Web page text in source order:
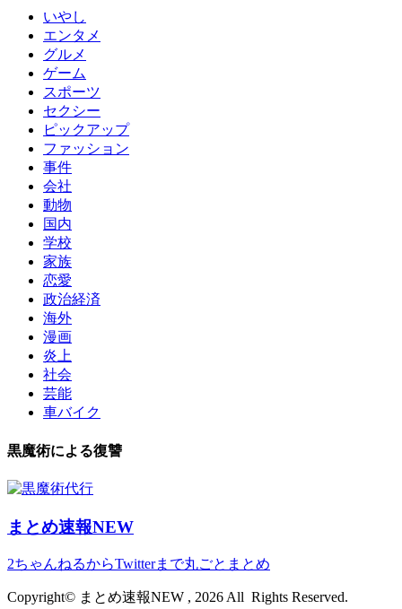
いやし
エンタメ
グルメ
ゲーム
スポーツ
セクシー
ピックアップ
ファッション
事件
会社
動物
国内
学校
家族
恋愛
政治経済
海外
漫画
炎上
社会
芸能
車バイク
黒魔術による復讐
まとめ速報NEW
2ちゃんねるからTwitterまで丸ごとまとめ
Copyright© まとめ速報NEW , 2026 All Rights Reserved.